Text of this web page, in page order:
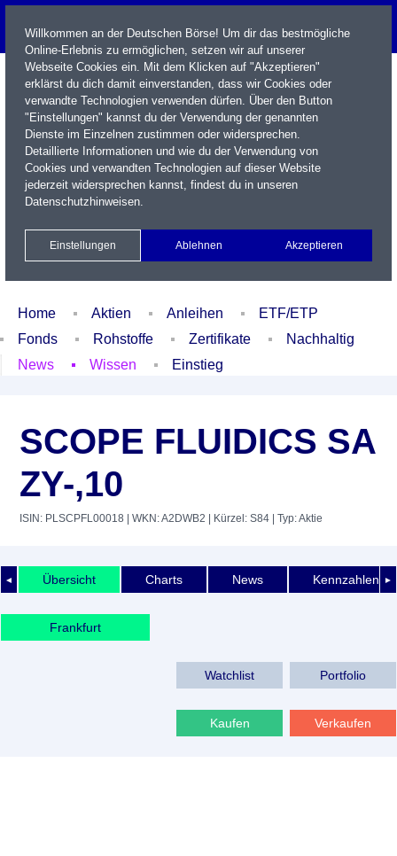
Name / WKN / ISIN / Kürzel
Xetra Realtime
Watchlist Portfolio Login
Home Aktien Anleihen
ETF/ETP
Fonds
Rohstoffe Zertifikate
Nachhaltig
News
Wissen Einstieg
SCOPE FLUIDICS SA
ZY-,10
ISIN: PLSCPFL00018 | WKN: A2DWB2 | Kürzel: S84 | Typ: Aktie
◄ ►
Übersicht Charts News Kennzahlen
Frankfurt
Watchlist Portfolio
Kaufen Verkaufen
Willkommen an der Deutschen Börse! Um dir das bestmögliche
Online-Erlebnis zu ermöglichen, setzen wir auf unserer
Webseite Cookies ein. Mit dem Klicken auf "Akzeptieren"
erklärst du dich damit einverstanden, dass wir Cookies oder
verwandte Technologien verwenden dürfen. Über den Button
"Einstellungen" kannst du der Verwendung der genannten
Dienste im Einzelnen zustimmen oder widersprechen.
Detaillierte Informationen und wie du der Verwendung von
Cookies und verwandten Technologien auf dieser Website
jederzeit widersprechen kannst, findest du in unseren
Datenschutzhinweisen.
Einstellungen Ablehnen Akzeptieren